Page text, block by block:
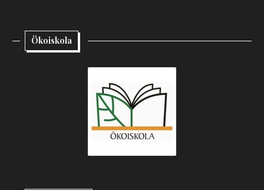
Ökoiskola